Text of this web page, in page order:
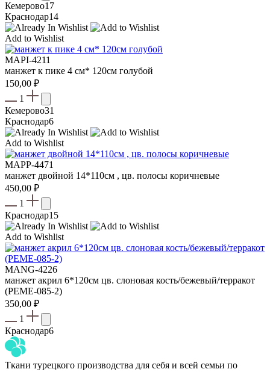
Кемерово17
Краснодар14
Add to Wishlist
MAPI-4211
манжет к пике 4 см* 120см голубой
150,00 ₽
1
Кемерово31
Краснодар6
Add to Wishlist
MAPP-4471
манжет двойной 14*110см , цв. полосы коричневые
450,00 ₽
1
Краснодар15
Add to Wishlist
MANG-4226
манжет акрил 6*120см цв. слоновая кость/бежевый/терракот
(PEME-085-2)
350,00 ₽
1
Краснодар6
Ткани турецкого производства для себя и всей семьи по